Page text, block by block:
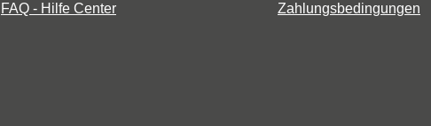
FAQ - Hilfe Center
Zahlungsbedingungen